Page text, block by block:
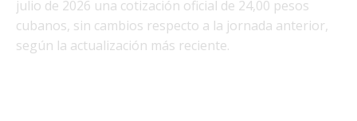
julio de 2026 una cotización oficial de 24,00 pesos
cubanos, sin cambios respecto a la jornada anterior,
según la actualización más reciente.